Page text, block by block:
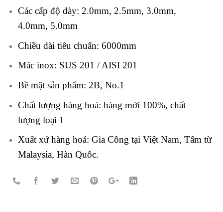
Các cấp độ dày: 2.0mm, 2.5mm, 3.0mm,
4.0mm, 5.0mm
Chiều dài tiêu chuẩn: 6000mm
Mác inox: SUS 201 / AISI 201
Bề mặt sản phẩm: 2B, No.1
Chất lượng hàng hoá: hàng mới 100%, chất
lượng loại 1
Xuất xứ hàng hoá: Gia Công tại Việt Nam, Tấm từ
Malaysia, Hàn Quốc.